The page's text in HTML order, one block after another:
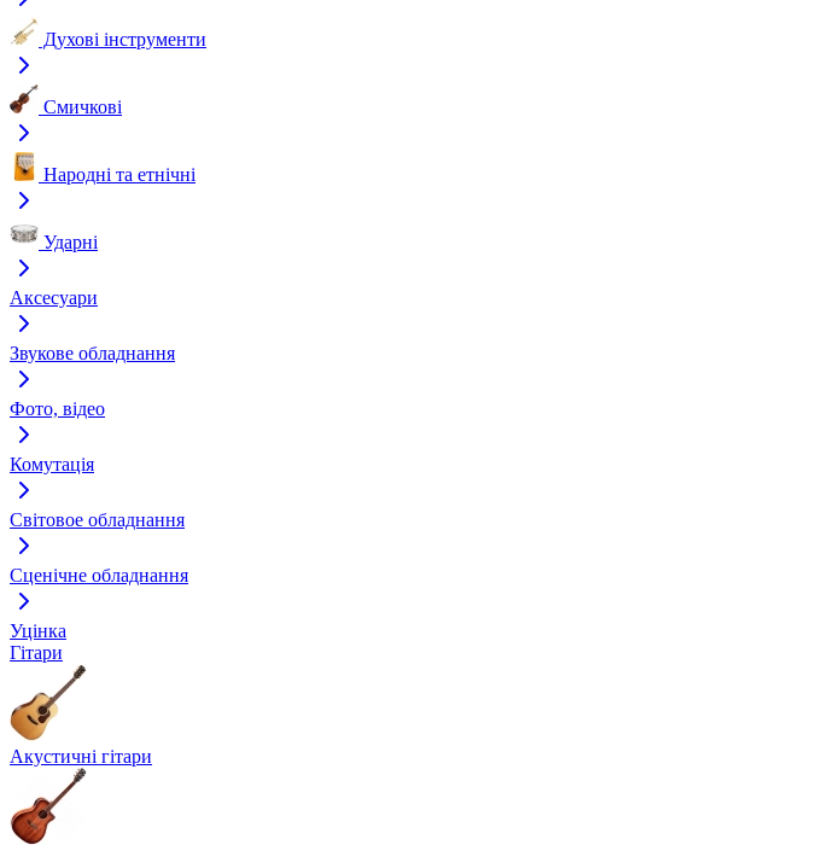
Духові інструменти
Смичкові
Народні та етнічні
Ударні
Аксесуари
Звукове обладнання
Фото, відео
Комутація
Світовое обладнання
Сценічне обладнання
Уцінка
Гітари
Акустичні гітари